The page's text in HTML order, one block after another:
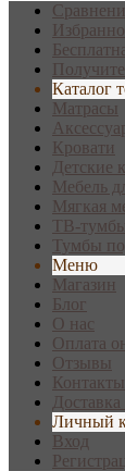
Каталог
Матрасы
Кровати
Детские
Мебель
Мягкая
ТВ-тумбы
Тумбы
Меню
Магазин
Блог
О нас
Оплата
Отзывы
Контакты
Личный
Вход